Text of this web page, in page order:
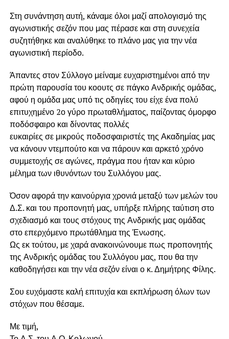
Στη συνάντηση αυτή, κάναμε όλοι μαζί απολογισμό της
αγωνιστικής σεζόν που μας πέρασε και στη συνεχεία
συζητήθηκε και αναλύθηκε το πλάνο μας για την νέα
αγωνιστική περίοδο.
Άπαντες στον Σύλλογο μείναμε ευχαριστημένοι από την
πρώτη παρουσία του κοουτς σε πάγκο Ανδρικής ομάδας,
αφού η ομάδα μας υπό τις οδηγίες του είχε ένα πολύ
επιτυχημένο 2ο γύρο πρωταθλήματος, παίζοντας όμορφο
ποδόσφαιρο και δίνοντας πολλές
ευκαιρίες σε μικρούς ποδοσφαιριστές της Ακαδημίας μας
να κάνουν ντεμπούτο και να πάρουν και αρκετό χρόνο
συμμετοχής σε αγώνες, πράγμα που ήταν και κύριο
μέλημα των ιθυνόντων του Συλλόγου μας.
Όσον αφορά την καινούργια χρονιά μεταξύ των μελών του
Δ.Σ. και του προπονητή μας, υπήρξε πλήρης ταύτιση στο
σχεδιασμό και τους στόχους της Ανδρικής μας ομάδας
στο επερχόμενο πρωτάθλημα της Ένωσης.
Ως εκ τούτου, με χαρά ανακοινώνουμε πως προπονητής
της Ανδρικής ομάδας του Συλλόγου μας, που θα την
καθοδηγήσει και την νέα σεζόν είναι ο κ. Δημήτρης Φίλης.
Σου ευχόμαστε καλή επιτυχία και εκπλήρωση όλων των
στόχων που θέσαμε.
Με τιμή,